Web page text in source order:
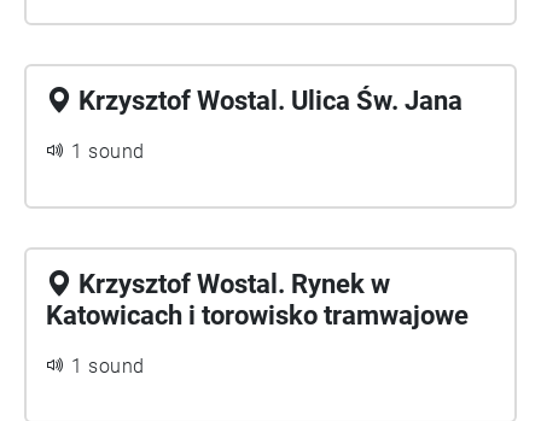
Krzysztof Wostal. Ulica Św. Jana
1 sound
Krzysztof Wostal. Rynek w
Katowicach i torowisko tramwajowe
1 sound